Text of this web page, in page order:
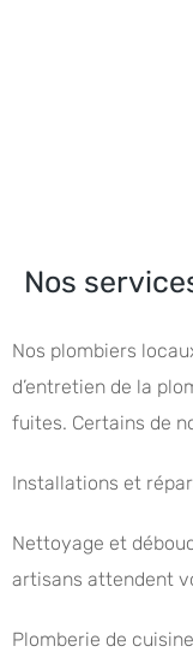
Nos
Nos plombiers
d’entretien de la
fuites. Certains de
Installations et
Nettoyage et
artisans attendent
Plomberie de